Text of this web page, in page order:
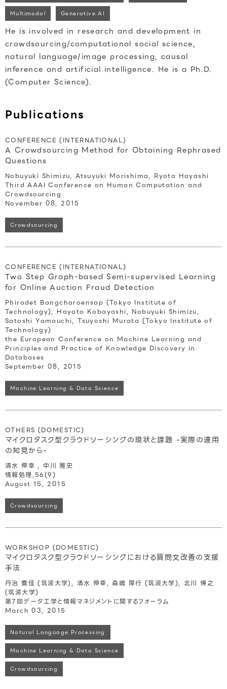
Multimodal Generative AI
He is involved in research and development in
crowdsourcing/computational social science,
natural language/image processing, causal
inference and artificial intelligence. He is a Ph.D.
(Computer Science).
Publications
CONFERENCE (INTERNATIONAL)
A Crowdsourcing Method for Obtaining Rephrased
Questions
Nobuyuki Shimizu, Atsuyuki Morishima, Ryota Hayashi
Third AAAI Conference on Human Computation and
Crowdsourcing
November 08, 2015
Crowdsourcing
CONFERENCE (INTERNATIONAL)
Two Step Graph-based Semi-supervised Learning
for Online Auction Fraud Detection
Phiradet Bangcharoensap (Tokyo Institute of
Technology), Hayato Kobayashi, Nobuyuki Shimizu,
Satoshi Yamauchi, Tsuyoshi Murata (Tokyo Institute of
Technology)
the European Conference on Machine Learning and
Principles and Practice of Knowledge Discovery in
Databases
September 08, 2015
Machine Learning & Data Science
OTHERS (DOMESTIC)
マイクロタスク型クラウドソーシングの現状と課題 -実際の運用
の知見から-
清水 伸幸 , 中川 雅史
情報処理,56(9)
August 15, 2015
Crowdsourcing
WORKSHOP (DOMESTIC)
マイクロタスク型クラウドソーシングにおける質問文改善の支援
手法
丹治 寛佳 (筑波大学), 清水 伸幸, 森嶋 厚行 (筑波大学), 北川 博之
(筑波大学)
第7回データ工学と情報マネジメントに関するフォーラム
March 03, 2015
Natural Language Processing
Machine Learning & Data Science
Crowdsourcing